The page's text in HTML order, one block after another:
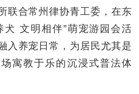
联合常州律协青工委，在东
犬 文明相伴”萌宠游园会活
入养宠日常，为居民尤其是
寓教于乐的沉浸式普法体